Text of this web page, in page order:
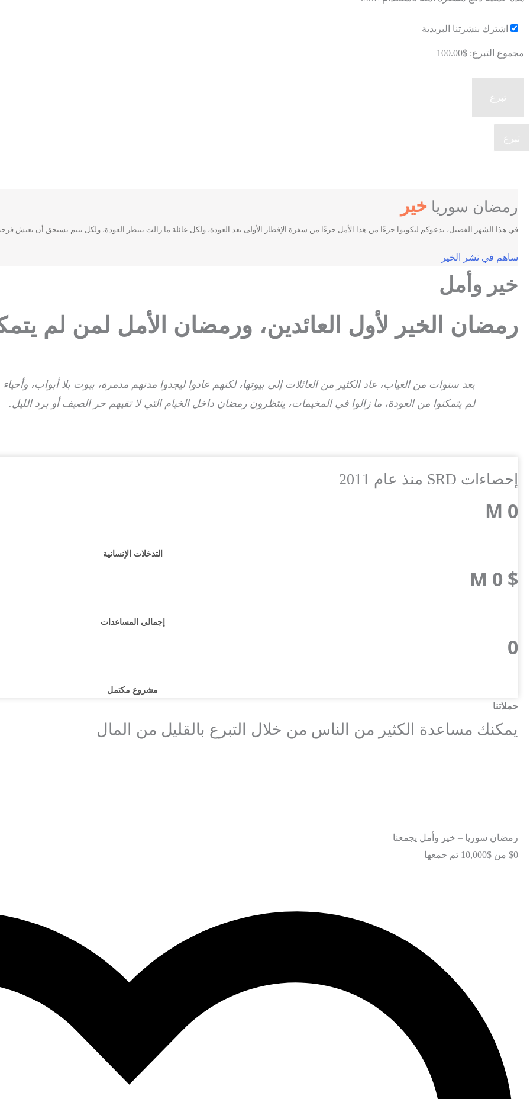
اشترك بنشرتنا البريدية
مجموع التبرع: $100.00
تبرع
رمضان سوريا خير
في هذا الشهر الفضيل، ندعوكم لتكونوا جزءًا من هذا الأمل جزءًا من سفرة الإفطار الأولى بعد العودة، ولكل عائلة ما زالت تنتظر العودة، ولكل يتيم يستحق أن يعيش
ساهم في نشر الخير
خير وأمل
رمضان الخير لأول العائدين، ورمضان الأمل لمن لم
بعد سنوات من الغياب، عاد الكثير من العائلات إلى بيوتها، لكنهم عادوا ليجدوا مدنهم مدمرة، بيوت بلا أبواب،
لم يتمكنوا من العودة، ما زالوا في المخيمات، ينتظرون رمضان داخل الخيام التي لا تقيهم حر الصيف أو برد الليل.
إحصاءات SRD منذ عام 2011
0
M
التدخلات الإنسانية
$
0
M
إجمالي المساعدات
0
مشروع مكتمل
حملاتنا
يمكنك مساعدة الكثير من الناس من خلال التبرع بالقليل من المال
رمضان سوريا – خير وأمل يجمعنا
$0 من $10,000 تم جمعها